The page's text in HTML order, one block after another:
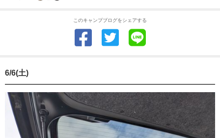
このキャンプブログをシェアする
6/6(土)